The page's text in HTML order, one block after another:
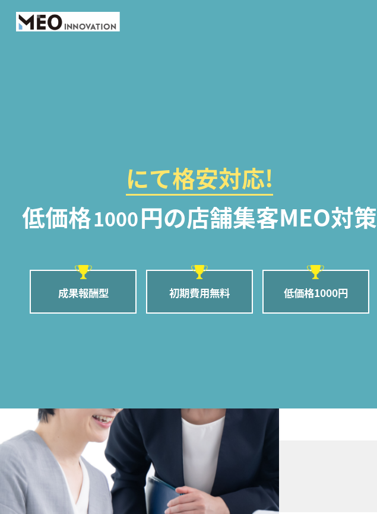
にて格安対応!
低価格1000円の店舗集客MEO対策
成果報酬型 初期費用無料 低価格1000円